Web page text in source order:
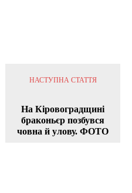
НАСТУПНА СТАТТЯ
На Кіровоградщині
браконьєр позбувся
човна й улову. ФОТО